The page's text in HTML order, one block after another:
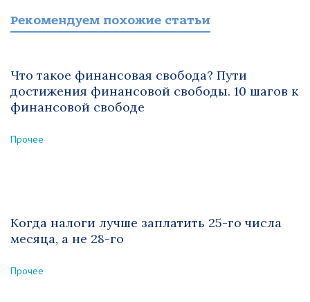
Рекомендуем похожие статьи
Что такое финансовая свобода? Пути
достижения финансовой свободы. 10 шагов к
финансовой свободе
Прочее
Когда налоги лучше заплатить 25-го числа
месяца, а не 28-го
Прочее